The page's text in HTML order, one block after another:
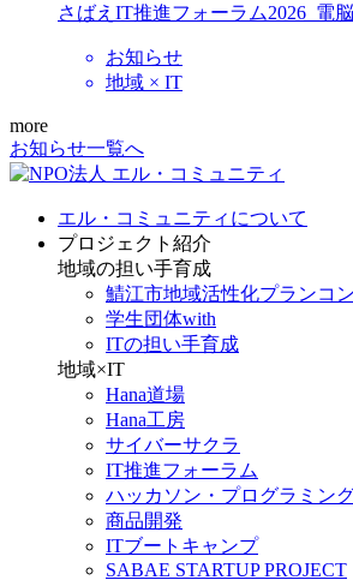
さばえIT推進フォーラム2026_電
お知らせ
地域 × IT
more
お知らせ一覧へ
エル・コミュニティについて
プロジェクト紹介
地域の担い手育成
鯖江市地域活性化プランコ
学生団体with
ITの担い手育成
地域×IT
Hana道場
Hana工房
サイバーサクラ
IT推進フォーラム
ハッカソン・プログラミン
商品開発
ITブートキャンプ
SABAE STARTUP PROJECT